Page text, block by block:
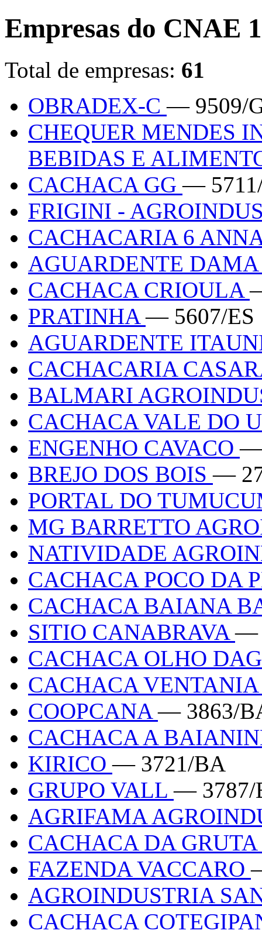
Empresas do CNAE
Total de empresas: 61
OBRADEX-C— 9509/
CHEQUER MENDES
BEBIDAS E
CACHACA GG—
FRIGINI -
CACHACARIA 6
AGUARDENTE
CACHACA CRIOULA
PRATINHA— 5607/ES
AGUARDENTE
CACHACARIA
BALMARI
CACHACA VALE DO
ENGENHO CAVACO—
BREJO DOS BOIS—
PORTAL DO
MG BARRETTO
NATIVIDADE
CACHACA POCO DA
CACHACA BAIANA
SITIO CANABRAVA—
CACHACA OLHO
CACHACA
COOPCANA— 3863/
CACHACA A
KIRICO— 3721/BA
GRUPO VALL— 3787/
AGRIFAMA
CACHACA DA GRUTA
FAZENDA VACCARO
AGROINDUSTRIA
CACHACA